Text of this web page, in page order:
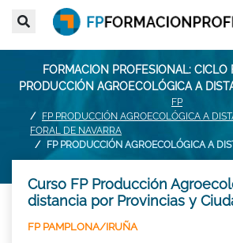
FORMACION PROFESIONAL: CICLO
PRODUCCIÓN AGROECOLÓGICA A
FP
FP PRODUCCIÓN AGROECOLÓGICA A
FORAL DE NAVARRA
FP PRODUCCIÓN AGROECOLÓGICA A
Curso FP Producción
distancia por Provincias y
FP PAMPLONA/IRUÑA